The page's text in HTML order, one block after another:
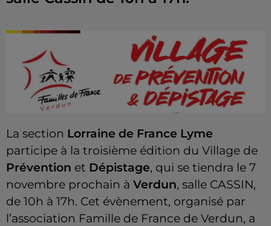
La section Lorraine de France Lyme
participe à la troisième édition du Village de
Prévention et Dépistage, qui se tiendra le 7
novembre prochain à Verdun, salle CASSIN,
de 10h à 17h. Cet évènement, organisé par
l’association Famille de France de Verdun, a